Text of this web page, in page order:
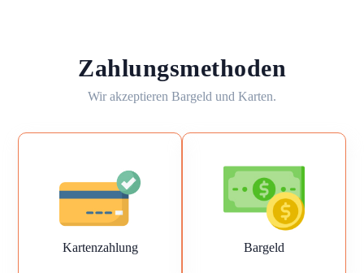
Zahlungsmethoden
Wir akzeptieren Bargeld und Karten.
Kartenzahlung Bargeld